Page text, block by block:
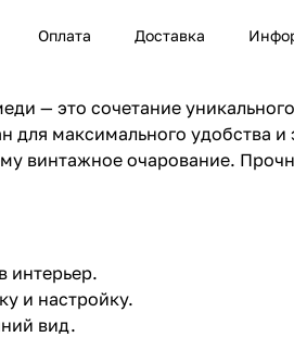
Оплата Доставка
— это сочетание
максимального удобства
винтажное очарование.
интерьер.
и настройку.
вид.